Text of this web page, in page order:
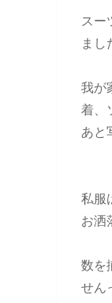
スー
まし
我が
着、
あと
私服
お洒
数を
せん